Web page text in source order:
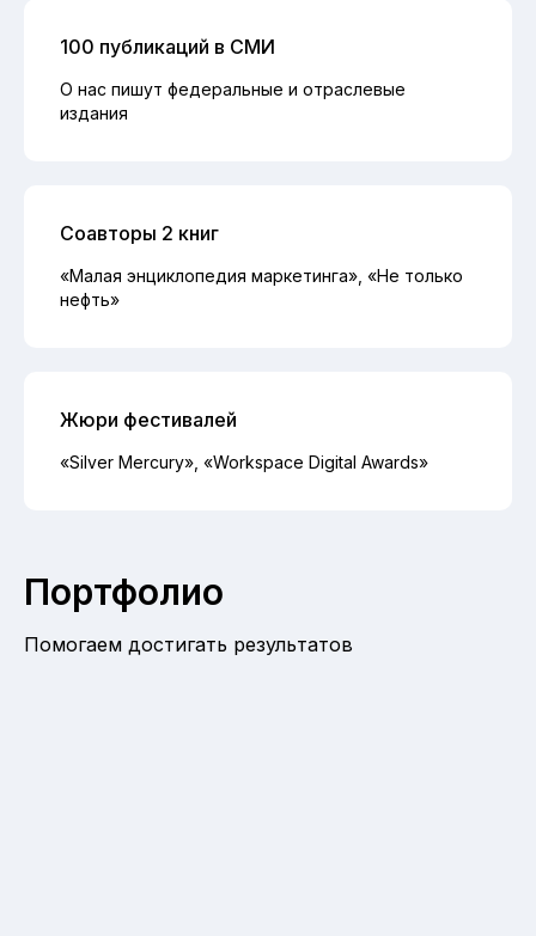
100 публикаций в СМИ
О нас пишут федеральные и отраслевые
издания
Соавторы 2 книг
«Малая энциклопедия маркетинга», «Не только
нефть»
Жюри фестивалей
«Silver Mercury», «Workspace Digital Awards»
Портфолио
Помогаем достигать результатов